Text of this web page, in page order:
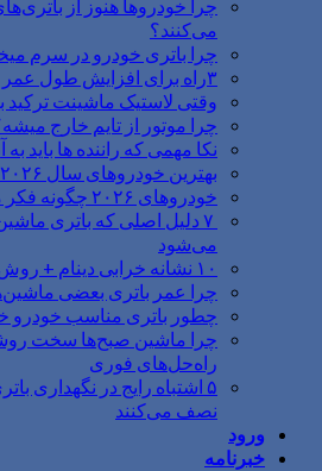
چرا خودروها هنوز از
می‌کنند؟
چرا باتری خودرو در سرم
۳راه برای افزایش طول عمر باتری خودرو
وقتی لاستیک ماشینت ترکید
چرا موتور از تایم خارج
نکا مهمی که راننده ها باید
بهترین خودروهای سال ۲۰۲۶ که باید بشناسید!
خودروهای ۲۰۲۶ چگونه فکر می‌کنند؟
۷ دلیل اصلی که باتری
می‌شود
۱۰ نشانه خرابی دینام + روش تست آن بدون دستگاه
چرا عمر باتری بعضی
چطور باتری مناسب خودرو
راه‌حل‌های فوری
۵ اشتباه رایج در نگهداری
نصف می‌کنند
ورود
خبرنامه